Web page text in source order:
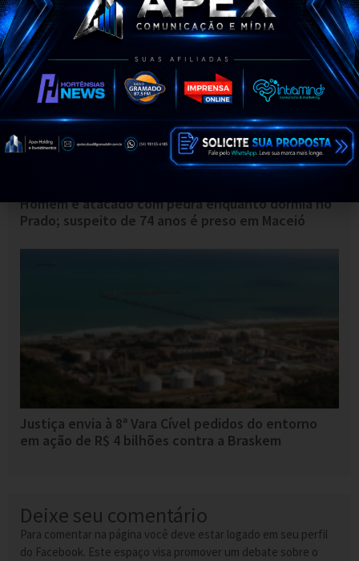
Homem é atacado com pedra enquanto dormia no
Prado; suspeito de 74 anos é preso em Maceió
Justiça envia à 8ª Vara Cível pedidos do entorno
em ação de R$ 4 bilhões contra a Braskem
Deixe seu comentário
Para comentar na página você deve estar logado em seu perfil
do Facebook. Este espaço visa promover um debate sobre o